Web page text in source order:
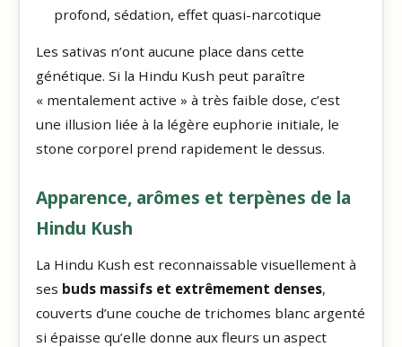
profond, sédation, effet quasi-narcotique
Les sativas n’ont aucune place dans cette
génétique. Si la Hindu Kush peut paraître
« mentalement active » à très faible dose, c’est
une illusion liée à la légère euphorie initiale, le
stone corporel prend rapidement le dessus.
Apparence, arômes et terpènes de la
Hindu Kush
La Hindu Kush est reconnaissable visuellement à
ses buds massifs et extrêmement denses,
couverts d’une couche de trichomes blanc argenté
si épaisse qu’elle donne aux fleurs un aspect